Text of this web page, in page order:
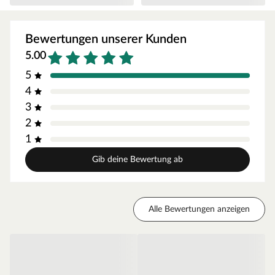
des Spielgerätes zum Alter bzw. zur Größe deines Kindes
Die erhöhte Spielgeräteplattform hat eine Podesthöhe
von 150 cm.
Ausstattung/Lieferumfang
Stelzenhaus Big House XL, Leiter m. Handlauf, 1x
Fensterläden, 1x Blumenkasten, Sandkasten, Rutsche,
detaillierte Montageanleitung
Inkl. 3 Fenster. Das Stelzenhaus mit Veranda ist mit zwei
einem nach außen zu öffnendem Fenster mit Fensterläden
und einem Blumenkasten in der Seitenwand ausgestattet.
Das Fenster sowie die zweigeteilte Holztür sind mit einem
Bewertungen unserer Kunden
5.00
5
4
3
2
1
Gib deine Bewertung ab
Alle Bewertungen anzeigen